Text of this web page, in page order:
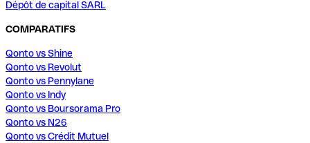
Dépôt de capital SARL
COMPARATIFS
Qonto vs Shine
Qonto vs Revolut
Qonto vs Pennylane
Qonto vs Indy
Qonto vs Boursorama Pro
Qonto vs N26
Qonto vs Crédit Mutuel